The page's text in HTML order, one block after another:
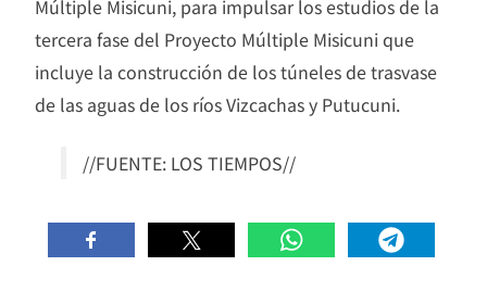
Múltiple Misicuni, para impulsar los estudios de la
tercera fase del Proyecto Múltiple Misicuni que
incluye la construcción de los túneles de trasvase
de las aguas de los ríos Vizcachas y Putucuni.
//FUENTE: LOS TIEMPOS//